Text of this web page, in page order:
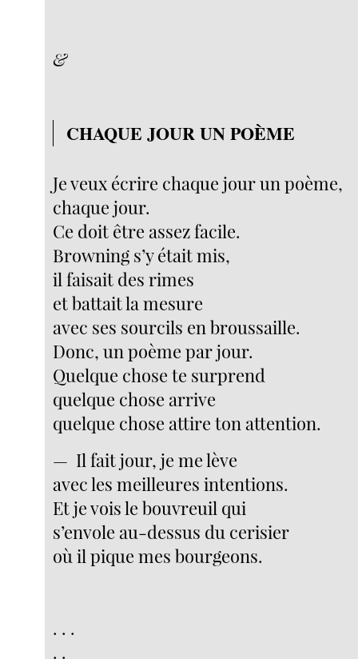
&
CHAQUE JOUR UN POÈME
Je veux écrire chaque jour un poème,
chaque jour.
Ce doit être assez facile.
Browning s’y était mis,
il faisait des rimes
et battait la mesure
avec ses sourcils en broussaille.
Donc, un poème par jour.
Quelque chose te surprend
quelque chose arrive
quelque chose attire ton attention.
— Il fait jour, je me lève
avec les meilleures intentions.
Et je vois le bouvreuil qui
s’envole au-dessus du cerisier
où il pique mes bourgeons.
. . .
. .